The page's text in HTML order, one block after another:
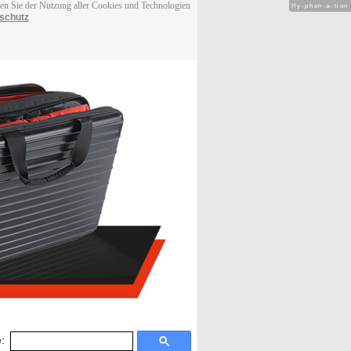
Sie der Nutzung aller Cookies und Technologien
Hy-phen-a-tion